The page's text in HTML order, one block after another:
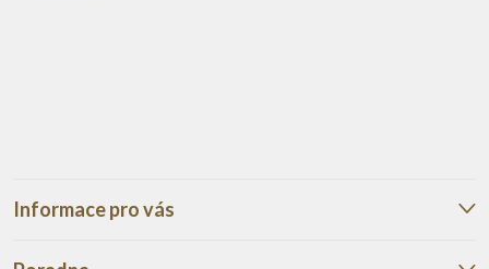
Informace pro vás